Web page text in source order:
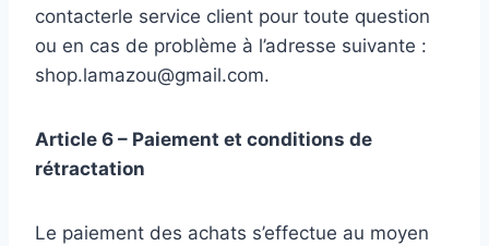
contacterle service client pour toute question
ou en cas de problème à l’adresse suivante :
shop.lamazou@gmail.com.
Article 6 – Paiement et conditions de
rétractation
Le paiement des achats s’effectue au moyen